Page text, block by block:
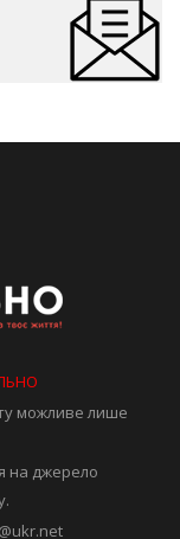
можливе лише
на джерело